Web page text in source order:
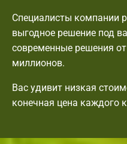
Специалисты компании
выгодное решение под
современные решения
миллионов.
Вас удивит низкая
конечная цена каждого